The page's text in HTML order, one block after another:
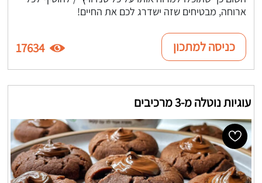
ארוחה, מבטיחים שזה ישדרג לכם את החיים!
כניסה למתכון 17634
עוגיות נוטלה מ-3 מרכיבים